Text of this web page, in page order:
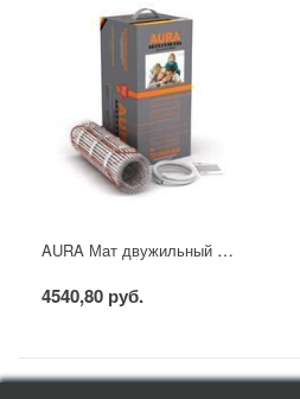
AURA Мат двужильный 2.5 м2
4540,80 руб.